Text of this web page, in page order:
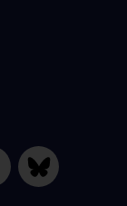
Bluesky